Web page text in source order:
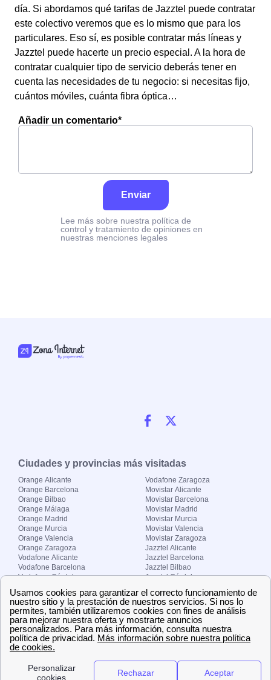
día. Si abordamos qué tarifas de Jazztel puede contratar
este colectivo veremos que es lo mismo que para los
particulares. Eso sí, es posible contratar más líneas y
Jazztel puede hacerte un precio especial. A la hora de
contratar cualquier tipo de servicio deberás tener en
cuenta las necesidades de tu negocio: si necesitas fijo,
cuántos móviles, cuánta fibra óptica…
Añadir un comentario*
Enviar
Lee más sobre nuestra política de
control y tratamiento de opiniones en
nuestras menciones legales
Ciudades y provincias más visitadas
Orange Alicante
Orange Barcelona
Orange Bilbao
Orange Málaga
Orange Madrid
Orange Murcia
Orange Valencia
Orange Zaragoza
Vodafone Alicante
Vodafone Barcelona
Vodafone Córdoba
Vodafone Madrid
Vodafone Murcia
Vodafone Valencia
Vodafone Zaragoza
Movistar Alicante
Movistar Barcelona
Movistar Madrid
Movistar Murcia
Movistar Valencia
Movistar Zaragoza
Jazztel Alicante
Jazztel Barcelona
Jazztel Bilbao
Jazztel Córdoba
Jazztel Málaga
Jazztel Valencia
Jazztel Zaragoza
Sobre Zona-internet.com
¿Quiénes somos?
El grupo papernest